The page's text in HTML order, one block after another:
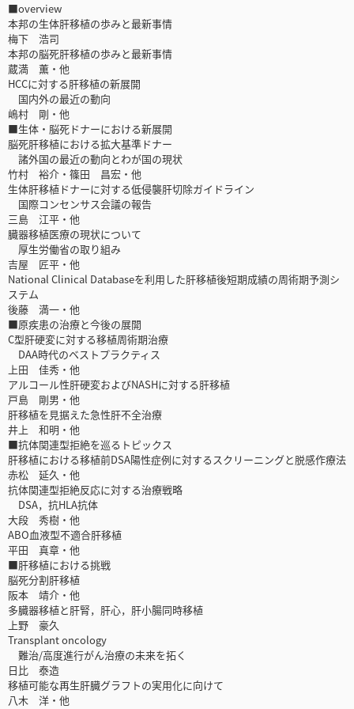
■overview
本邦の生体肝移植の歩みと最新事情
梅下 浩司
本邦の脳死肝移植の歩みと最新事情
蔵満 薫・他
HCCに対する肝移植の新展開
国内外の最近の動向
嶋村 剛・他
■生体・脳死ドナーにおける新展開
脳死肝移植における拡大基準ドナー
諸外国の最近の動向とわが国の現状
竹村 裕介・篠田 昌宏・他
生体肝移植ドナーに対する低侵襲肝切除ガイドライン
国際コンセンサス会議の報告
三島 江平・他
臓器移植医療の現状について
厚生労働省の取り組み
吉屋 匠平・他
National Clinical Databaseを利用した肝移植後短期成績の周術期予測シ
ステム
後藤 満一・他
■原疾患の治療と今後の展開
C型肝硬変に対する移植周術期治療
DAA時代のベストプラクティス
上田 佳秀・他
アルコール性肝硬変およびNASHに対する肝移植
戸島 剛男・他
肝移植を見据えた急性肝不全治療
井上 和明・他
■抗体関連型拒絶を巡るトピックス
肝移植における移植前DSA陽性症例に対するスクリーニングと脱感作療法
赤松 延久・他
抗体関連型拒絶反応に対する治療戦略
DSA，抗HLA抗体
大段 秀樹・他
ABO血液型不適合肝移植
平田 真章・他
■肝移植における挑戦
脳死分割肝移植
阪本 靖介・他
多臓器移植と肝腎，肝心，肝小腸同時移植
上野 豪久
Transplant oncology
難治/高度進行がん治療の未来を拓く
日比 泰造
移植可能な再生肝臓グラフトの実用化に向けて
八木 洋・他